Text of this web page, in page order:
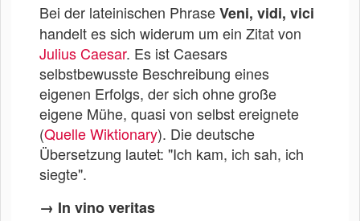
Bei der lateinischen PhraseVeni, vidi, vici
handelt es sich widerum um ein Zitat von
Julius Caesar. Es ist Caesars
selbstbewusste Beschreibung eines
eigenen Erfolgs, der sich ohne große
eigene Mühe, quasi von selbst ereignete
(Quelle Wiktionary). Die deutsche
Übersetzung lautet: "Ich kam, ich sah, ich
siegte".
→ In vino veritas